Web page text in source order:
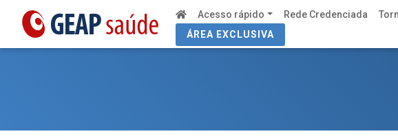
Acesso rápido Rede Credenciada
ÁREA EXCLUSIVA